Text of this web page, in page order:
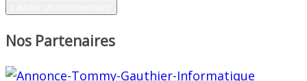
Nos Partenaires